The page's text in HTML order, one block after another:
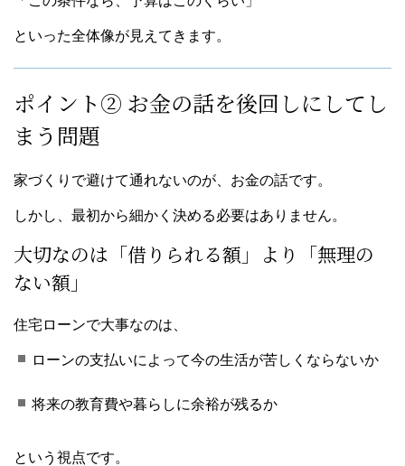
といった全体像が見えてきます。
ポイント② お金の話を後回しにしてし
まう問題
家づくりで避けて通れないのが、お金の話です。
しかし、最初から細かく決める必要はありません。
大切なのは「借りられる額」より「無理の
ない額」
住宅ローンで大事なのは、
ローンの支払いによって今の生活が苦しくならないか
将来の教育費や暮らしに余裕が残るか
という視点です。